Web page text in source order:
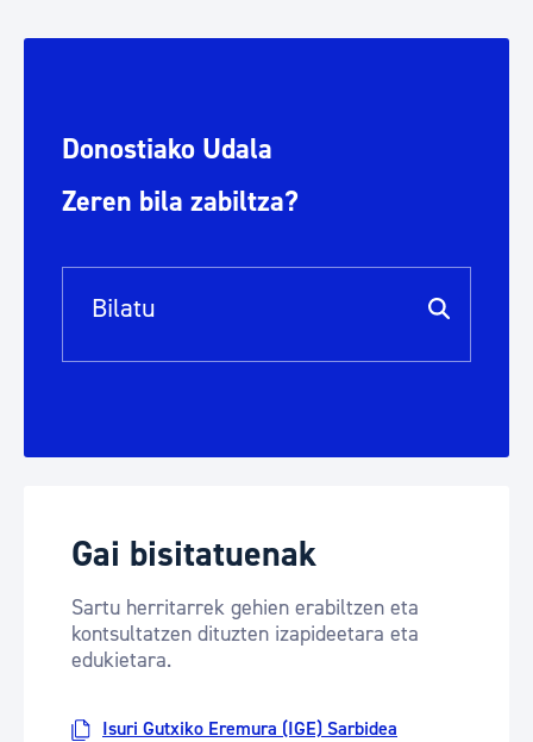
Donostiako Udala
Zeren bila zabiltza?
Bilaketa barra
Gai bisitatuenak
Sartu herritarrek gehien erabiltzen eta
kontsultatzen dituzten izapideetara eta
edukietara.
Isuri Gutxiko Eremura (IGE) Sarbidea